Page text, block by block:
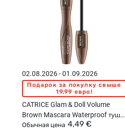
02.08.2026 - 01.09.2026
Подарок за покупку свыше
19,99 евро!
CATRICE Glam & Doll Volume
Brown Mascara Waterproof тушь
для ресниц, 10мл
Обычная цена 4,49 €